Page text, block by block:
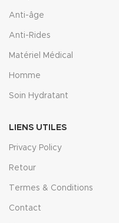
Anti-âge
Anti-Rides
Matériel Médical
Homme
Soin Hydratant
LIENS UTILES
Privacy Policy
Retour
Termes & Conditions
Contact